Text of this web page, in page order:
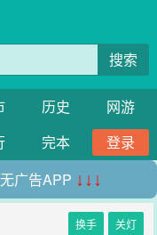
搜索
历史
网游
完本
登录
广告APP ↓↓↓
换手 关灯